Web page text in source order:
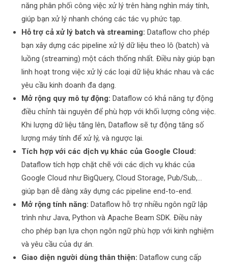
năng phân phối công việc xử lý trên hàng nghìn máy tính,
giúp bạn xử lý nhanh chóng các tác vụ phức tạp.
Hỗ trợ cả xử lý batch và streaming: Dataflow cho phép
bạn xây dựng các pipeline xử lý dữ liệu theo lô (batch) và
luồng (streaming) một cách thống nhất. Điều này giúp bạn
linh hoạt trong việc xử lý các loại dữ liệu khác nhau và các
yêu cầu kinh doanh đa dạng.
Mở rộng quy mô tự động: Dataflow có khả năng tự động
điều chỉnh tài nguyên để phù hợp với khối lượng công việc.
Khi lượng dữ liệu tăng lên, Dataflow sẽ tự động tăng số
lượng máy tính để xử lý, và ngược lại.
Tích hợp với các dịch vụ khác của Google Cloud:
Dataflow tích hợp chặt chẽ với các dịch vụ khác của
Google Cloud như BigQuery, Cloud Storage, Pub/Sub,…
giúp bạn dễ dàng xây dựng các pipeline end-to-end.
Mở rộng tính năng: Dataflow hỗ trợ nhiều ngôn ngữ lập
trình như Java, Python và Apache Beam SDK. Điều này
cho phép bạn lựa chọn ngôn ngữ phù hợp với kinh nghiệm
và yêu cầu của dự án.
Giao diện người dùng thân thiện: Dataflow cung cấp